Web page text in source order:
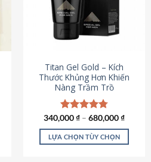
tùy
chọn
có
chọn
trên
trang
sản
phẩm
Titan Gel Gold – Kích
Thước Khủng Hơn Khiến
Nàng Trầm Trồ
Được xếp
hạng4.79
5 sao
340,000₫ – 680,000₫
LỰA CHỌN TÙY CHỌN